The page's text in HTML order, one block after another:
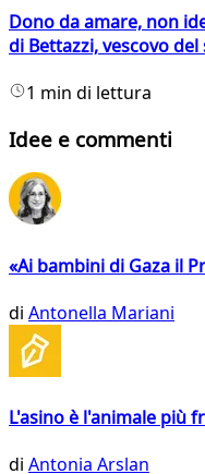
Dono da amare, non
di Bettazzi, vescovo
1 min di lettura
Idee e commenti
«Ai bambini di Gaza il
di Antonella Mariani
L'asino è l'animale più
di Antonia Arslan